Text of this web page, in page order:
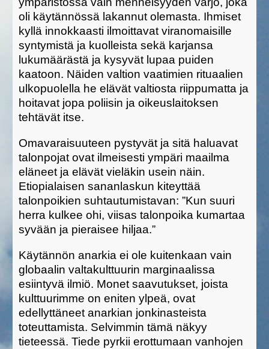
oli käytännössä lakannut olemasta. Ihmiset
kyllä innokkaasti ilmoittavat viranomaisille
syntymistä ja kuolleista sekä karjansa
lukumäärästä ja kysyvät lupaa puiden
kaatoon. Näiden valtion vaatimien rituaalien
ulkopuolella he elävät valtiosta riippumatta ja
hoitavat jopa poliisin ja oikeuslaitoksen
tehtävät itse.
Omavaraisuuteen pystyvät ja sitä haluavat
talonpojat ovat ilmeisesti ympäri maailma
eläneet ja elävät vieläkin usein näin.
Etiopialaisen sananlaskun kiteyttää
talonpoikien suhtautumistavan: ”Kun suuri
herra kulkee ohi, viisas talonpoika kumartaa
syvään ja pieraisee hiljaa.”
Käytännön anarkia ei ole kuitenkaan vain
globaalin valtakulttuurin marginaalissa
esiintyvä ilmiö. Monet saavutukset, joista
kulttuurimme on eniten ylpeä, ovat
edellyttäneet anarkian jonkinasteista
toteuttamista. Selvimmin tämä näkyy
tieteessä. Tiede pyrkii erottumaan vanhojen